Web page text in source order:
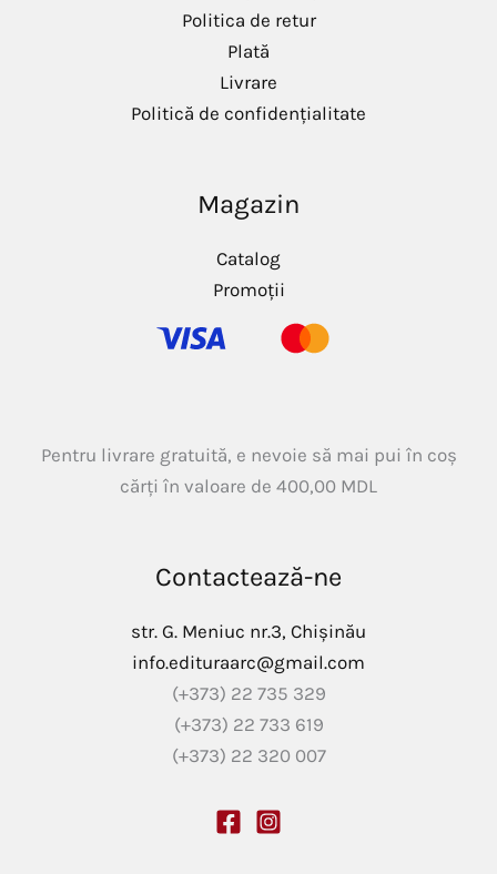
Politica de retur
Plată
Livrare
Politică de confidențialitate
Magazin
Catalog
Promoții
Pentru livrare gratuită, e nevoie să mai pui în coș
cărți în valoare de 400,00 MDL
Contactează-ne
str. G. Meniuc nr.3, Chișinău
info.edituraarc@gmail.com
(+373) 22 735 329
(+373) 22 733 619
(+373) 22 320 007